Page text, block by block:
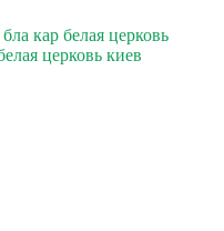
кар белая церковь
церковь киев